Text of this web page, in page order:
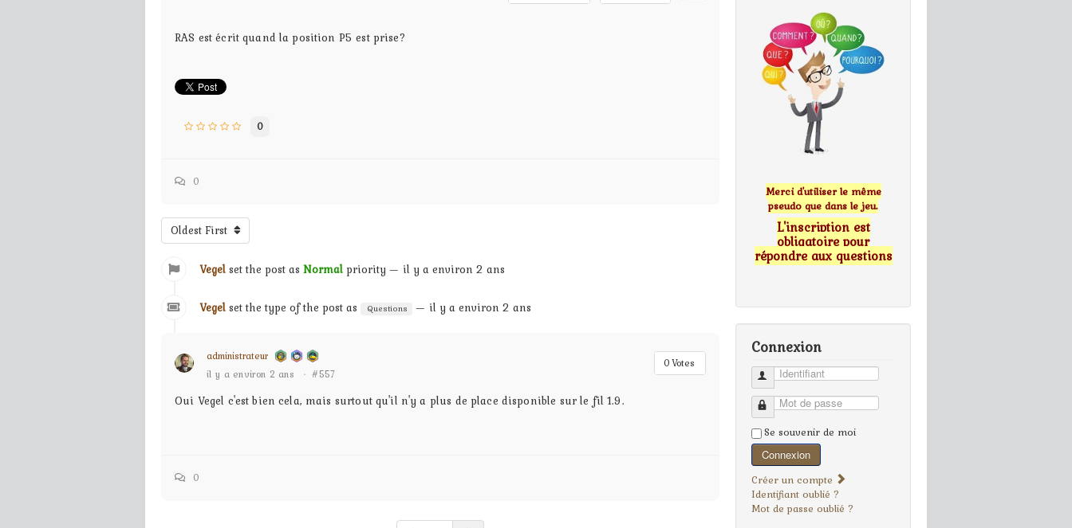
RAS est écrit quand la position P5 est prise?
0
0
Oldest First
Vegel set the post as Normal priority — il y a environ 2 ans
Vegel set the type of the post as Questions — il y a environ 2 ans
administrateur
il y a environ 2 ans
· #557
0Votes
Oui Vegel c'est bien cela, mais surtout qu'il n'y a plus de place disponible sur le fil 1.9.
0
Merci d'utiliser le même
pseudo que dans le jeu.
L'inscription est
obligatoire pour
répondre aux questions
Connexion
Identifiant
Mot de passe
Se souvenir de moi
Connexion
Créer un compte
Identifiant oublié ?
Mot de passe oublié ?